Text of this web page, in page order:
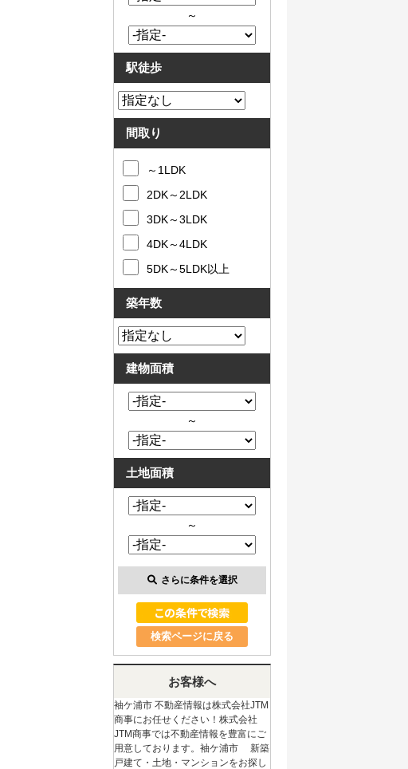
～
駅徒歩
間取り
～1LDK
2DK～2LDK
3DK～3LDK
4DK～4LDK
5DK～5LDK以上
築年数
建物面積
～
土地面積
～
さらに条件を選択
検索ページに戻る
お客様へ
袖ケ浦市 不動産情報は株式会社JTM
商事にお任せください！株式会社
JTM商事では不動産情報を豊富にご
用意しております。袖ケ浦市 新築
戸建て・土地・マンションをお探し